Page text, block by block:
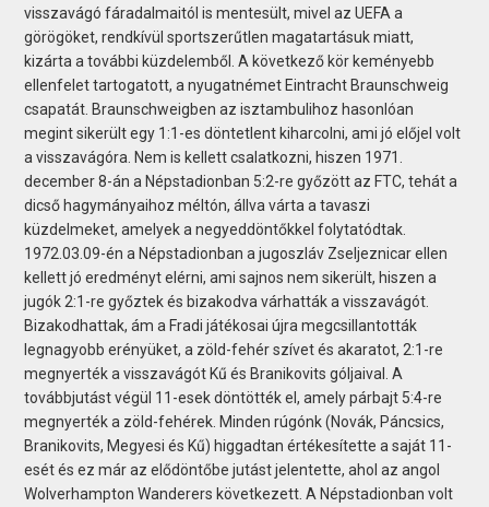
visszavágó fáradalmaitól is mentesült, mivel az UEFA a
görögöket, rendkívül sportszerűtlen magatartásuk miatt,
kizárta a további küzdelemből. A következő kör keményebb
ellenfelet tartogatott, a nyugatnémet Eintracht Braunschweig
csapatát. Braunschweigben az isztambulihoz hasonlóan
megint sikerült egy 1:1-es döntetlent kiharcolni, ami jó előjel volt
a visszavágóra. Nem is kellett csalatkozni, hiszen 1971.
december 8-án a Népstadionban 5:2-re győzött az FTC, tehát a
dicső hagymányaihoz méltón, állva várta a tavaszi
küzdelmeket, amelyek a negyeddöntőkkel folytatódtak.
1972.03.09-én a Népstadionban a jugoszláv Zseljeznicar ellen
kellett jó eredményt elérni, ami sajnos nem sikerült, hiszen a
jugók 2:1-re győztek és bizakodva várhatták a visszavágót.
Bizakodhattak, ám a Fradi játékosai újra megcsillantották
legnagyobb erényüket, a zöld-fehér szívet és akaratot, 2:1-re
megnyerték a visszavágót Kű és Branikovits góljaival. A
továbbjutást végül 11-esek döntötték el, amely párbajt 5:4-re
megnyerték a zöld-fehérek. Minden rúgónk (Novák, Páncsics,
Branikovits, Megyesi és Kű) higgadtan értékesítette a saját 11-
esét és ez már az elődöntőbe jutást jelentette, ahol az angol
Wolverhampton Wanderers következett. A Népstadionban volt